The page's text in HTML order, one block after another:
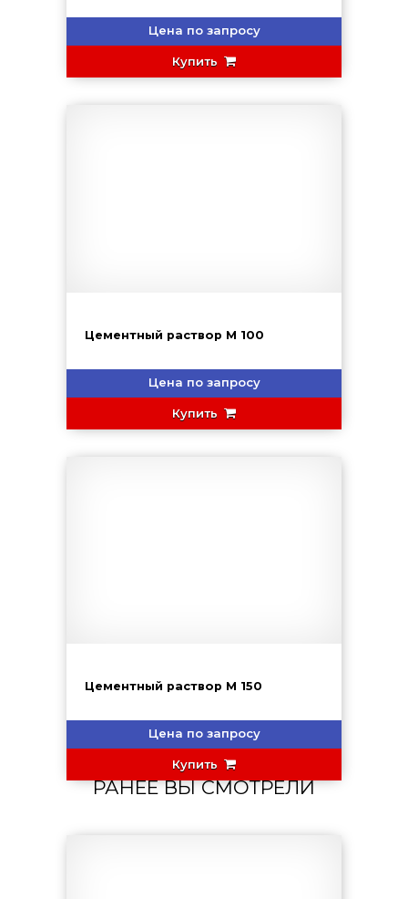
Цена по запросу
Купить
Цементный раствор М 100
Цена по запросу
Купить
Цементный раствор М 150
Цена по запросу
Купить
РАНЕЕ ВЫ СМОТРЕЛИ